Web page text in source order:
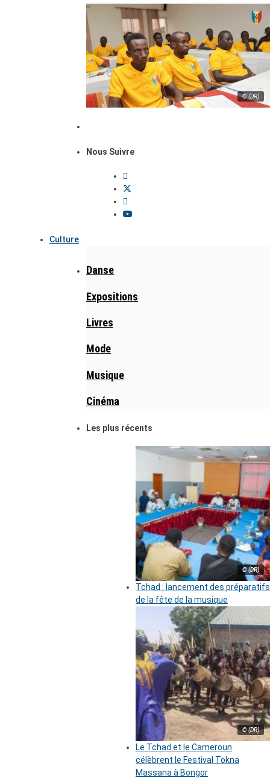
© (DR)
Nous Suivre
Culture
Danse
Expositions
Livres
Mode
Musique
Cinéma
Les plus récents
© (DR)
Tchad : lancement des préparatifs
de la fête de la musique
© (DR)
Le Tchad et le Cameroun
célèbrent le Festival Tokna
Massana à Bongor